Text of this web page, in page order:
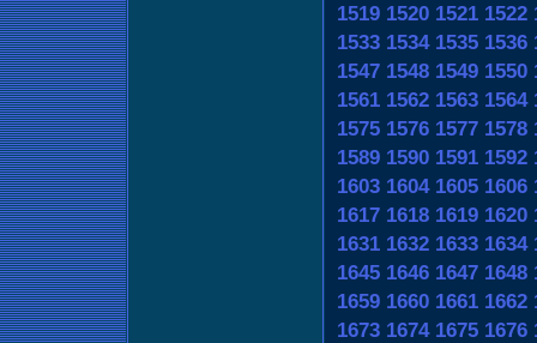
1519 1520 1521 1522
1533 1534 1535 1536
1547 1548 1549 1550
1561 1562 1563 1564
1575 1576 1577 1578
1589 1590 1591 1592
1603 1604 1605 1606
1617 1618 1619 1620
1631 1632 1633 1634
1645 1646 1647 1648
1659 1660 1661 1662
1673 1674 1675 1676